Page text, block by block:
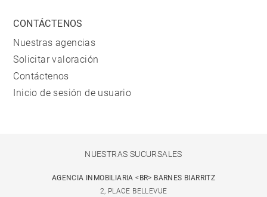
CONTÁCTENOS
Nuestras agencias
Solicitar valoración
Contáctenos
Inicio de sesión de usuario
NUESTRAS SUCURSALES
AGENCIA INMOBILIARIA <BR> BARNES BIARRITZ
2, PLACE BELLEVUE